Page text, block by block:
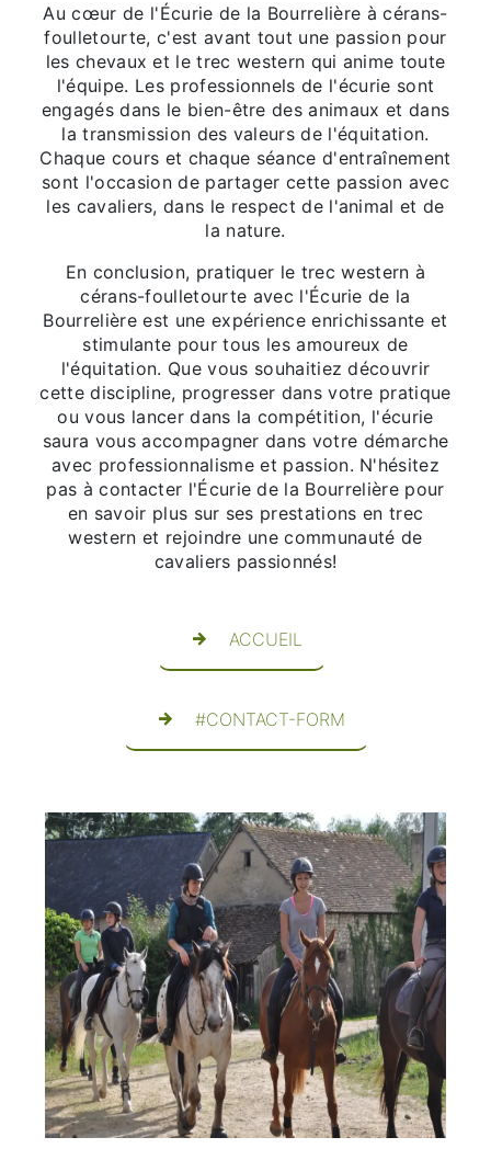
Au cœur de l'Écurie de la Bourrelière à cérans-
foulletourte, c'est avant tout une passion pour
les chevaux et le trec western qui anime toute
l'équipe. Les professionnels de l'écurie sont
engagés dans le bien-être des animaux et dans
la transmission des valeurs de l'équitation.
Chaque cours et chaque séance d'entraînement
sont l'occasion de partager cette passion avec
les cavaliers, dans le respect de l'animal et de
la nature.
En conclusion, pratiquer le trec western à
cérans-foulletourte avec l'Écurie de la
Bourrelière est une expérience enrichissante et
stimulante pour tous les amoureux de
l'équitation. Que vous souhaitiez découvrir
cette discipline, progresser dans votre pratique
ou vous lancer dans la compétition, l'écurie
saura vous accompagner dans votre démarche
avec professionnalisme et passion. N'hésitez
pas à contacter l'Écurie de la Bourrelière pour
en savoir plus sur ses prestations en trec
western et rejoindre une communauté de
cavaliers passionnés!
ACCUEIL
#CONTACT-FORM